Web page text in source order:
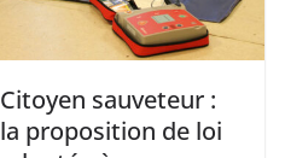
Citoyen sauveteur :
la proposition de loi